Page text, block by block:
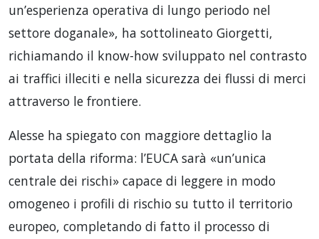
un’esperienza operativa di lungo periodo nel
settore doganale», ha sottolineato Giorgetti,
richiamando il know-how sviluppato nel contrasto
ai traffici illeciti e nella sicurezza dei flussi di merci
attraverso le frontiere.
Alesse ha spiegato con maggiore dettaglio la
portata della riforma: l’EUCA sarà «un’unica
centrale dei rischi» capace di leggere in modo
omogeneo i profili di rischio su tutto il territorio
europeo, completando di fatto il processo di